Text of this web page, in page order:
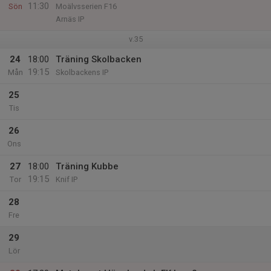
Sön
11:30
Moälvsserien F16
Arnäs IP
v.35
24
Mån
18:00
19:15
Träning Skolbacken
Skolbackens IP
25
Tis
26
Ons
27
Tor
18:00
19:15
Träning Kubbe
Knif IP
28
Fre
29
Lör